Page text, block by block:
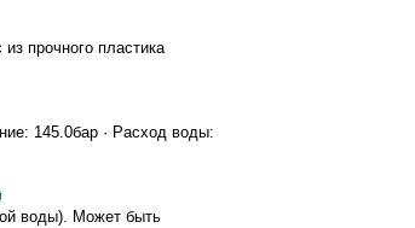
прочного пластика
145.0бар · Расход воды:
воды). Может быть